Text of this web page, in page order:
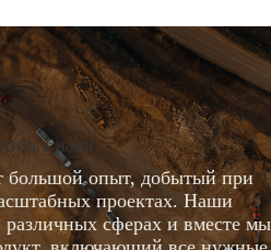
с нами
большой опыт, добытый при
проектах. Наши
сферах и вместе мы